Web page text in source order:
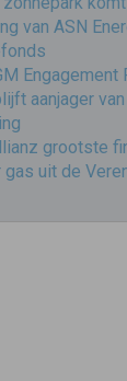
van ASN
Engagement
aanjager
grootste
gas uit de